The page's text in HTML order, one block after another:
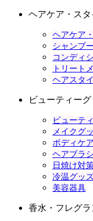
ヘアケア・ス
ヘアケア
シャンプー
コンディ
トリート
ヘアスタ
ビューティー
ビューテ
メイクグ
ボディケ
ヘアブラシ
日焼け対
冷温グッ
美容器具
香水・フレグラ